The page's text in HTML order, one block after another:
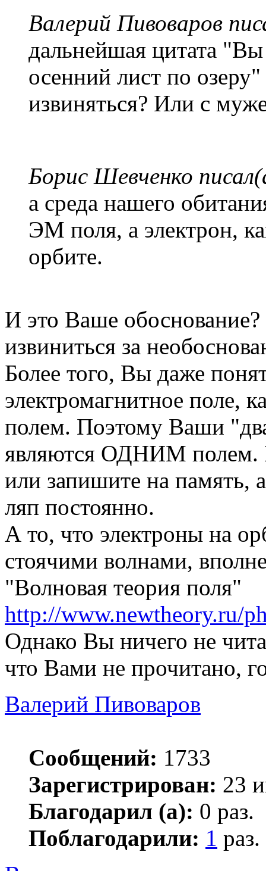
Валерий Пивоваров
дальнейшая цитата "Вы
осенний лист по
извиняться? Или с
Борис Шевченко
а среда нашего
ЭМ поля, а электрон,
орбите.
И это Ваше
извиниться за
Более того, Вы даже
электромагнитное
полем. Поэтому Ваши
являются ОДНИМ полем.
или запишите на память,
ляп постоянно.
А то, что электроны на
стоячими волнами,
"Волновая теория поля"
http://www.newtheory.ru/
Однако Вы ничего не
что Вами не прочитано,
Валерий Пивоваров
Сообщений: 1733
Зарегистрирован: 23
Благодарил (а): 0 раз.
Поблагодарили: 1 раз.